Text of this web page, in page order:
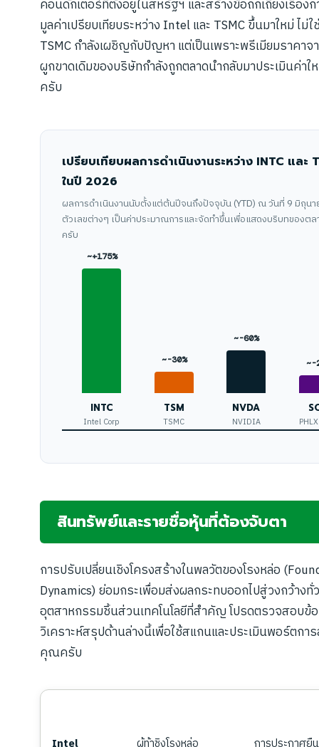
คอนดักเตอร์ที่ตั้งอยู่ในสหรัฐฯ และสร้างข้อถกเถียงเรื่องก
มูลค่าเปรียบเทียบระหว่าง Intel และ TSMC ขึ้นมาใหม่ ไม่ใ
TSMC กำลังเผชิญกับปัญหา แต่เป็นเพราะพรีเมียมราคาจ
ผูกขาดเดิมของบริษัทกำลังถูกตลาดนำกลับมาประเมินค่าใ
ครับ
เปรียบเทียบผลการดำเนินงานระหว่าง INTC และ
ในปี 2026
ผลการดำเนินงานนับตั้งแต่ต้นปีจนถึงปัจจุบัน (YTD) ณ วันที่ 9 มิถุน
ตัวเลขต่างๆ เป็นค่าประมาณการและจัดทำขึ้นเพื่อแสดงบริบทของตล
ครับ
~+175%
INTC
Intel Corp
~-30%
TSM
TSMC
~-60%
NVDA
NVIDIA
~-
สินทรัพย์และรายชื่อหุ้นที่ต้องจับตา
การปรับเปลี่ยนเชิงโครงสร้างในพลวัตของโรงหล่อ
Dynamics) ย่อมกระเพื่อมส่งผลกระทบออกไปสู่วงกว้างทั่
อุตสาหกรรมชิ้นส่วนเทคโนโลยีที่สำคัญ โปรดตรวจสอบข้
วิเคราะห์สรุปด้านล่างนี้เพื่อใช้สแกนและประเมินพอร์ตกา
คุณครับ